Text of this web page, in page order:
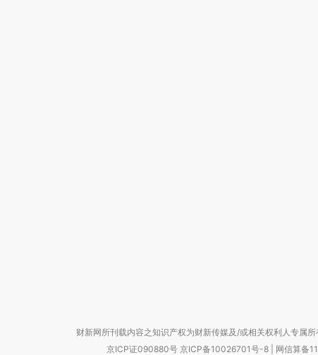
财新网所刊载内容之知识产权为财新传媒及/或相关权利人专属
京ICP证090880号 京ICP备10026701号-8 网信算备